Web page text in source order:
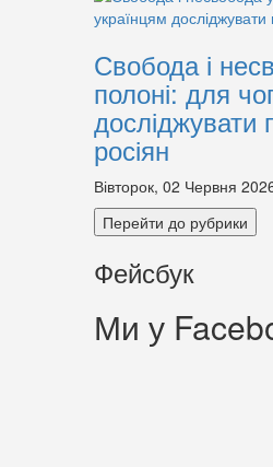
Свобода і
полоні: для
досліджувати
росіян
Вівторок, 02 Червня
Перейти до рубрики
Фейсбук
Ми у